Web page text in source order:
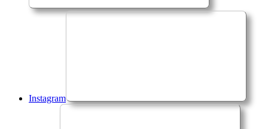
Instagram